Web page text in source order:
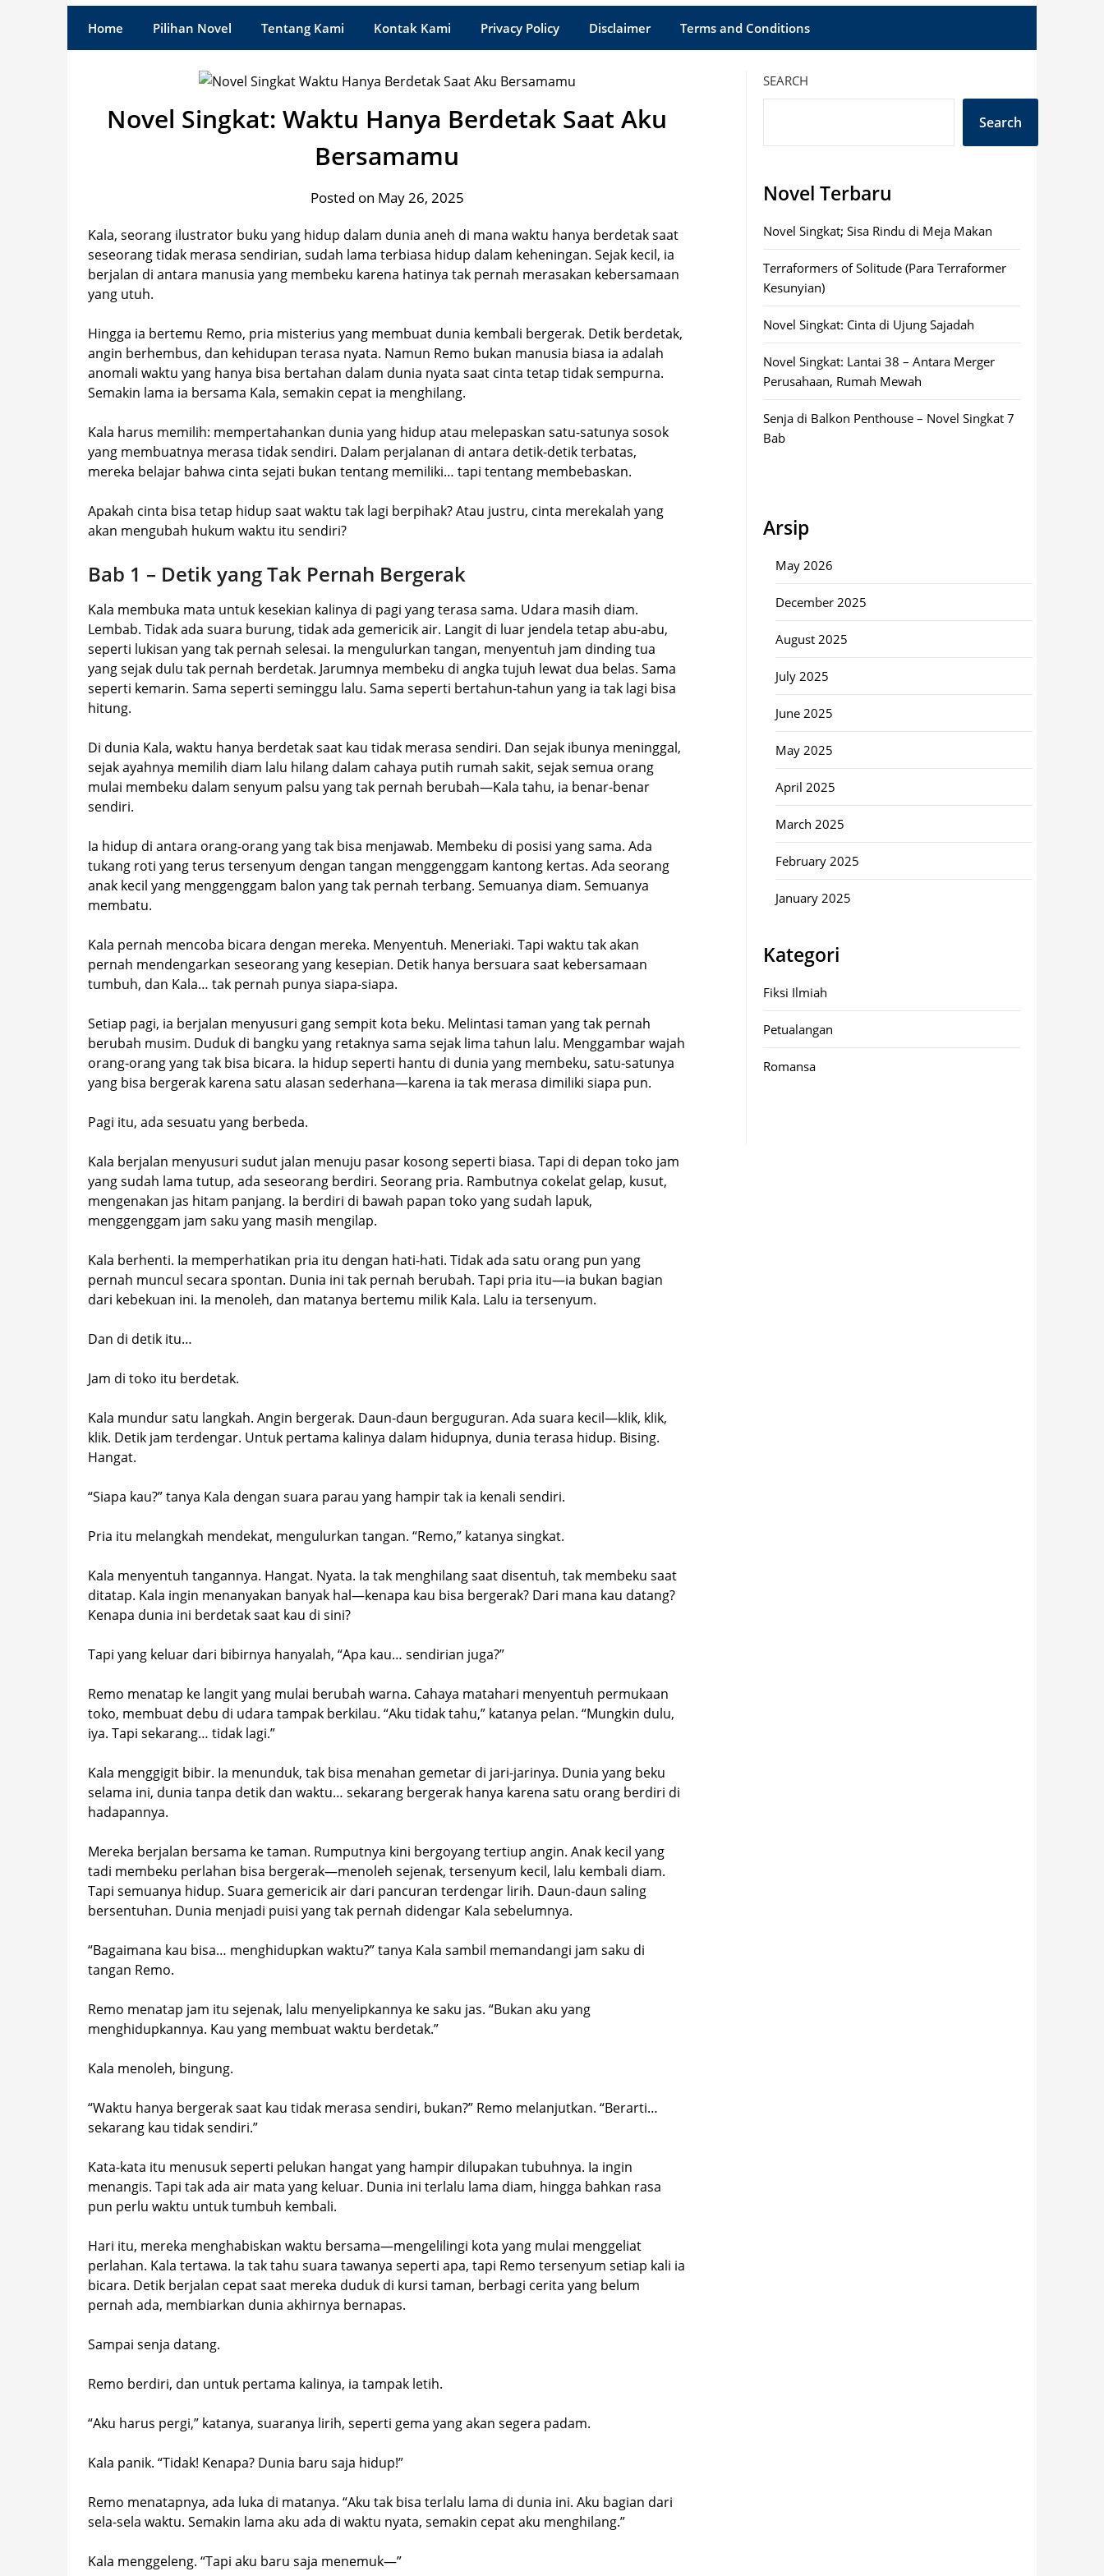
Home Pilihan Novel Tentang Kami Kontak Kami Privacy Policy Disclaimer Terms and Conditions
Novel Singkat: Waktu Hanya Berdetak Saat Aku
Bersamamu
Posted on May 26, 2025
Kala, seorang ilustrator buku yang hidup dalam dunia aneh di mana waktu hanya berdetak saat
seseorang tidak merasa sendirian, sudah lama terbiasa hidup dalam keheningan. Sejak kecil, ia
berjalan di antara manusia yang membeku karena hatinya tak pernah merasakan kebersamaan
yang utuh.
Hingga ia bertemu Remo, pria misterius yang membuat dunia kembali bergerak. Detik berdetak,
angin berhembus, dan kehidupan terasa nyata. Namun Remo bukan manusia biasa ia adalah
anomali waktu yang hanya bisa bertahan dalam dunia nyata saat cinta tetap tidak sempurna.
Semakin lama ia bersama Kala, semakin cepat ia menghilang.
Kala harus memilih: mempertahankan dunia yang hidup atau melepaskan satu-satunya sosok
yang membuatnya merasa tidak sendiri. Dalam perjalanan di antara detik-detik terbatas,
mereka belajar bahwa cinta sejati bukan tentang memiliki… tapi tentang membebaskan.
Apakah cinta bisa tetap hidup saat waktu tak lagi berpihak? Atau justru, cinta merekalah yang
akan mengubah hukum waktu itu sendiri?
Bab 1 – Detik yang Tak Pernah Bergerak
Kala membuka mata untuk kesekian kalinya di pagi yang terasa sama. Udara masih diam.
Lembab. Tidak ada suara burung, tidak ada gemericik air. Langit di luar jendela tetap abu-abu,
seperti lukisan yang tak pernah selesai. Ia mengulurkan tangan, menyentuh jam dinding tua
yang sejak dulu tak pernah berdetak. Jarumnya membeku di angka tujuh lewat dua belas. Sama
seperti kemarin. Sama seperti seminggu lalu. Sama seperti bertahun-tahun yang ia tak lagi bisa
hitung.
Di dunia Kala, waktu hanya berdetak saat kau tidak merasa sendiri. Dan sejak ibunya meninggal,
sejak ayahnya memilih diam lalu hilang dalam cahaya putih rumah sakit, sejak semua orang
mulai membeku dalam senyum palsu yang tak pernah berubah—Kala tahu, ia benar-benar
sendiri.
Ia hidup di antara orang-orang yang tak bisa menjawab. Membeku di posisi yang sama. Ada
tukang roti yang terus tersenyum dengan tangan menggenggam kantong kertas. Ada seorang
anak kecil yang menggenggam balon yang tak pernah terbang. Semuanya diam. Semuanya
membatu.
Kala pernah mencoba bicara dengan mereka. Menyentuh. Meneriaki. Tapi waktu tak akan
pernah mendengarkan seseorang yang kesepian. Detik hanya bersuara saat kebersamaan
tumbuh, dan Kala… tak pernah punya siapa-siapa.
Setiap pagi, ia berjalan menyusuri gang sempit kota beku. Melintasi taman yang tak pernah
berubah musim. Duduk di bangku yang retaknya sama sejak lima tahun lalu. Menggambar wajah
orang-orang yang tak bisa bicara. Ia hidup seperti hantu di dunia yang membeku, satu-satunya
yang bisa bergerak karena satu alasan sederhana—karena ia tak merasa dimiliki siapa pun.
Pagi itu, ada sesuatu yang berbeda.
Kala berjalan menyusuri sudut jalan menuju pasar kosong seperti biasa. Tapi di depan toko jam
yang sudah lama tutup, ada seseorang berdiri. Seorang pria. Rambutnya cokelat gelap, kusut,
mengenakan jas hitam panjang. Ia berdiri di bawah papan toko yang sudah lapuk,
menggenggam jam saku yang masih mengilap.
Kala berhenti. Ia memperhatikan pria itu dengan hati-hati. Tidak ada satu orang pun yang
pernah muncul secara spontan. Dunia ini tak pernah berubah. Tapi pria itu—ia bukan bagian
dari kebekuan ini. Ia menoleh, dan matanya bertemu milik Kala. Lalu ia tersenyum.
Dan di detik itu…
Jam di toko itu berdetak.
Kala mundur satu langkah. Angin bergerak. Daun-daun berguguran. Ada suara kecil—klik, klik,
klik. Detik jam terdengar. Untuk pertama kalinya dalam hidupnya, dunia terasa hidup. Bising.
Hangat.
“Siapa kau?” tanya Kala dengan suara parau yang hampir tak ia kenali sendiri.
Pria itu melangkah mendekat, mengulurkan tangan. “Remo,” katanya singkat.
Kala menyentuh tangannya. Hangat. Nyata. Ia tak menghilang saat disentuh, tak membeku saat
ditatap. Kala ingin menanyakan banyak hal—kenapa kau bisa bergerak? Dari mana kau datang?
Kenapa dunia ini berdetak saat kau di sini?
Tapi yang keluar dari bibirnya hanyalah, “Apa kau… sendirian juga?”
Remo menatap ke langit yang mulai berubah warna. Cahaya matahari menyentuh permukaan
toko, membuat debu di udara tampak berkilau. “Aku tidak tahu,” katanya pelan. “Mungkin dulu,
iya. Tapi sekarang… tidak lagi.”
Kala menggigit bibir. Ia menunduk, tak bisa menahan gemetar di jari-jarinya. Dunia yang beku
selama ini, dunia tanpa detik dan waktu… sekarang bergerak hanya karena satu orang berdiri di
hadapannya.
Mereka berjalan bersama ke taman. Rumputnya kini bergoyang tertiup angin. Anak kecil yang
tadi membeku perlahan bisa bergerak—menoleh sejenak, tersenyum kecil, lalu kembali diam.
Tapi semuanya hidup. Suara gemericik air dari pancuran terdengar lirih. Daun-daun saling
bersentuhan. Dunia menjadi puisi yang tak pernah didengar Kala sebelumnya.
“Bagaimana kau bisa… menghidupkan waktu?” tanya Kala sambil memandangi jam saku di
tangan Remo.
Remo menatap jam itu sejenak, lalu menyelipkannya ke saku jas. “Bukan aku yang
menghidupkannya. Kau yang membuat waktu berdetak.”
Kala menoleh, bingung.
“Waktu hanya bergerak saat kau tidak merasa sendiri, bukan?” Remo melanjutkan. “Berarti…
sekarang kau tidak sendiri.”
Kata-kata itu menusuk seperti pelukan hangat yang hampir dilupakan tubuhnya. Ia ingin
menangis. Tapi tak ada air mata yang keluar. Dunia ini terlalu lama diam, hingga bahkan rasa
pun perlu waktu untuk tumbuh kembali.
Hari itu, mereka menghabiskan waktu bersama—mengelilingi kota yang mulai menggeliat
perlahan. Kala tertawa. Ia tak tahu suara tawanya seperti apa, tapi Remo tersenyum setiap kali ia
bicara. Detik berjalan cepat saat mereka duduk di kursi taman, berbagi cerita yang belum
pernah ada, membiarkan dunia akhirnya bernapas.
Sampai senja datang.
Remo berdiri, dan untuk pertama kalinya, ia tampak letih.
“Aku harus pergi,” katanya, suaranya lirih, seperti gema yang akan segera padam.
Kala panik. “Tidak! Kenapa? Dunia baru saja hidup!”
Remo menatapnya, ada luka di matanya. “Aku tak bisa terlalu lama di dunia ini. Aku bagian dari
sela-sela waktu. Semakin lama aku ada di waktu nyata, semakin cepat aku menghilang.”
Kala menggeleng. “Tapi aku baru saja menemuk—”
SEARCH
Search
Novel Terbaru
Novel Singkat; Sisa Rindu di Meja Makan
Terraformers of Solitude (Para Terraformer
Kesunyian)
Novel Singkat: Cinta di Ujung Sajadah
Novel Singkat: Lantai 38 – Antara Merger
Perusahaan, Rumah Mewah
Senja di Balkon Penthouse – Novel Singkat 7
Bab
Arsip
May 2026
December 2025
August 2025
July 2025
June 2025
May 2025
April 2025
March 2025
February 2025
January 2025
Kategori
Fiksi Ilmiah
Petualangan
Romansa